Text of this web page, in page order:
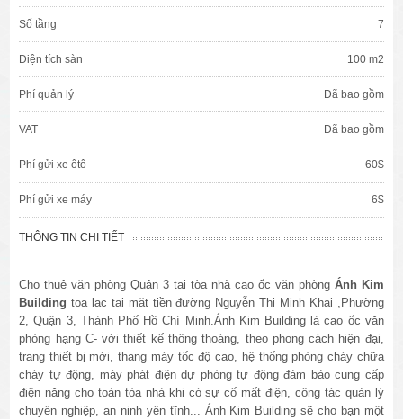
Số tầng 7
Diện tích sàn 100 m2
Phí quản lý Đã bao gồm
VAT Đã bao gồm
Phí gửi xe ôtô 60$
Phí gửi xe máy 6$
THÔNG TIN CHI TIẾT
Cho thuê văn phòng Quận 3 tại tòa nhà cao ốc văn phòngÁnh Kim
Building tọa lạc tại mặt tiền đường Nguyễn Thị Minh Khai ,Phường
2, Quận 3, Thành Phố Hồ Chí Minh.Ánh Kim Building là cao ốc văn
phòng hạng C- với thiết kế thông thoáng, theo phong cách hiện đại,
trang thiết bị mới, thang máy tốc độ cao, hệ thống phòng cháy chữa
cháy tự động, máy phát điện dự phòng tự động đảm bảo cung cấp
điện năng cho toàn tòa nhà khi có sự cố mất điện, công tác quản lý
chuyên nghiệp, an ninh yên tĩnh... Ánh Kim Building sẽ cho bạn một